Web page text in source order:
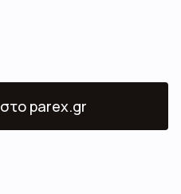
στο parex.gr